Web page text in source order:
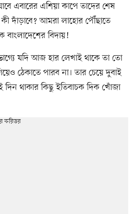
এবারের এশিয়া কাপে তাদের শেষ
কী দাঁড়াবে? আমরা লাহোর পৌঁছাতে
বাংলাদেশের বিদায়!
যদি আজ হার লেখাই থাকে তা তো
ঠেকাতে পারব না। তার চেয়ে দুবাই
দিন থাকার কিছু ইতিবাচক দিক খোঁজা